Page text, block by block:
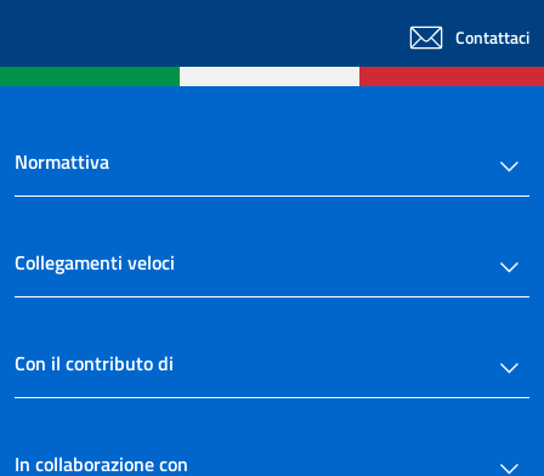
Contattaci
Normattiva
Collegamenti veloci
Con il contributo di
In collaborazione con